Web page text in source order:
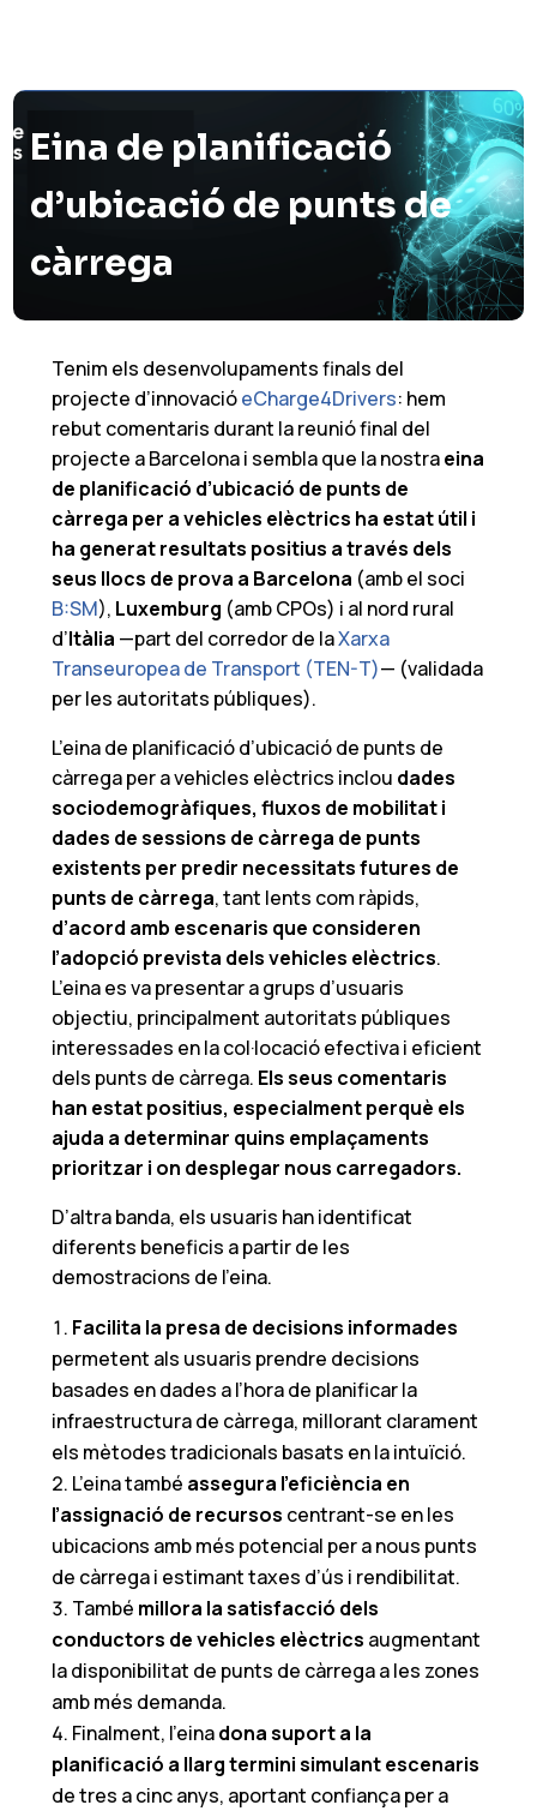
Eina de planificació
d’ubicació de punts de
càrrega
Tenim els desenvolupaments finals del
projecte d’innovacióeCharge4Drivers: hem
rebut comentaris durant la reunió final del
projecte a Barcelona i sembla que la nostraeina
de planificació d’ubicació de punts de
càrrega per a vehicles elèctrics ha estat útil i
ha generat resultats positius a través dels
seus llocs de prova a Barcelona (amb el soci
B:SM), Luxemburg (amb CPOs) i al nord rural
d’Itàlia —part del corredor de laXarxa
Transeuropea de Transport (TEN-T)— (validada
per les autoritats públiques).
L’eina de planificació d’ubicació de punts de
càrrega per a vehicles elèctrics inclou dades
sociodemogràfiques, fluxos de mobilitat i
dades de sessions de càrrega de punts
existents per predir necessitats futures de
punts de càrrega, tant lents com ràpids,
d’acord amb escenaris que consideren
l’adopció prevista dels vehicles elèctrics.
L’eina es va presentar a grups d’usuaris
objectiu, principalment autoritats públiques
interessades en la col·locació efectiva i eficient
dels punts de càrrega. Els seus comentaris
han estat positius, especialment perquè els
ajuda a determinar quins emplaçaments
prioritzar i on desplegar nous carregadors.
D’altra banda, els usuaris han identificat
diferents beneficis a partir de les
demostracions de l’eina.
Facilita la presa de decisions informades
permetent als usuaris prendre decisions
basades en dades a l’hora de planificar la
infraestructura de càrrega, millorant clarament
els mètodes tradicionals basats en la intuïció.
L’eina també assegura l’eficiència en
l’assignació de recursos centrant-se en les
ubicacions amb més potencial per a nous punts
de càrrega i estimant taxes d’ús i rendibilitat.
També millora la satisfacció dels
conductors de vehicles elèctrics augmentant
la disponibilitat de punts de càrrega a les zones
amb més demanda.
Finalment, l’einadona suport a la
planificació a llarg termini simulant escenaris
de tres a cinc anys, aportant confiança per a